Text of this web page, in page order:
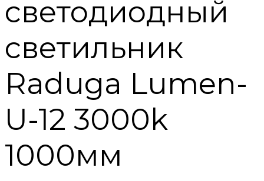
светодиодный
светильник
Raduga Lumen-
U-12 3000k
1000мм